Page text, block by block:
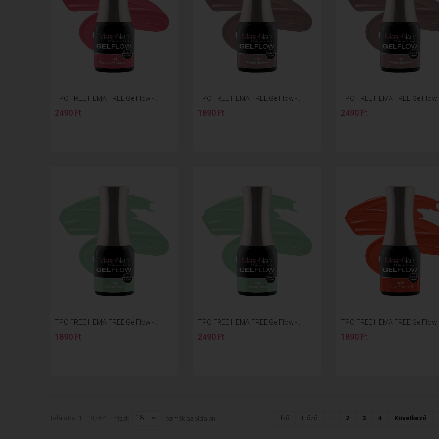
TPO FREE HEMA FREE GelFlow -...
2490 Ft
TPO FREE HEMA FREE GelFlow -...
1890 Ft
TPO FREE HEMA FREE GelFlow
2490 Ft
TPO FREE HEMA FREE GelFlow -...
1890 Ft
TPO FREE HEMA FREE GelFlow -...
2490 Ft
TPO FREE HEMA FREE GelFlow
1890 Ft
Találatok: 1 - 18 / 64 nézet: 18 termék az oldalon Első Előző 1 2 3 4 Következő